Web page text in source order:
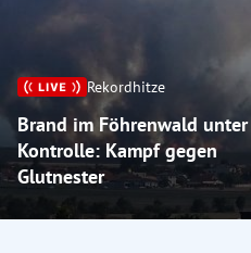
Rekordhitze
Brand im Föhrenwald unter
Kontrolle: Kampf gegen
Glutnester